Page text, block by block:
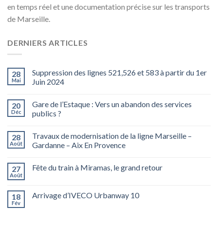
en temps réel et une documentation précise sur les transports
de Marseille.
DERNIERS ARTICLES
28
Mai
Suppression des lignes 521,526 et 583 à partir du 1er
Juin 2024
20
Déc
Gare de l’Estaque : Vers un abandon des services
publics ?
28
Août
Travaux de modernisation de la ligne Marseille –
Gardanne – Aix En Provence
27
Août
Fête du train à Miramas, le grand retour
18
Fév
Arrivage d’IVECO Urbanway 10